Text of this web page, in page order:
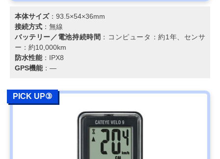
本体サイズ：93.5×54×36mm
接続方式 ：無線
バッテリー／電池持続時間 ：コンピュータ：約1年、センサ
ー：約10,000km
防水性能：IPX8
GPS機能：―
PICK UP③